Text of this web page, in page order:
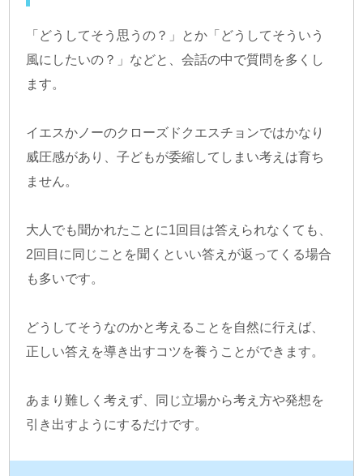
「どうしてそう思うの？」とか「どうしてそういう
風にしたいの？」などと、会話の中で質問を多くし
ます。
イエスかノーのクローズドクエスチョンではかなり
威圧感があり、子どもが委縮してしまい考えは育ち
ません。
大人でも聞かれたことに1回目は答えられなくても、
2回目に同じことを聞くといい答えが返ってくる場合
も多いです。
どうしてそうなのかと考えることを自然に行えば、
正しい答えを導き出すコツを養うことができます。
あまり難しく考えず、同じ立場から考え方や発想を
引き出すようにするだけです。